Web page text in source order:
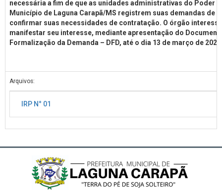
necessária a fim de que as unidades administrativas do Poder
Município de Laguna Carapã/MS registrem suas demandas de
confirmar suas necessidades de contratação. O órgão
manifestar seu interesse, mediante apresentação do
Formalização da Demanda – DFD, até o dia 13 de março de
Arquivos:
IRP N° 01